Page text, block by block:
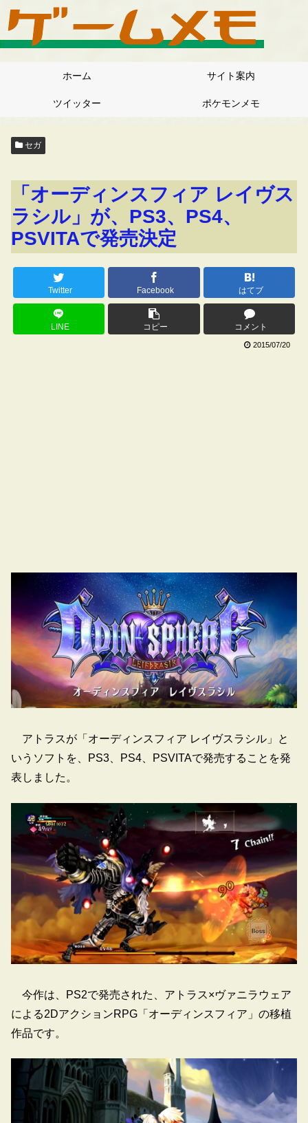
ホーム サイト案内
ツイッター ポケモンメモ
セガ
「オーディンスフィア レイヴス
ラシル」が、PS3、PS4、
PSVITAで発売決定
Twitter Facebook はてブ
LINE コピー コメント
2015/07/20
アトラスが「オーディンスフィア レイヴスラシル」と
いうソフトを、PS3、PS4、PSVITAで発売することを発
表しました。
今作は、PS2で発売された、アトラス×ヴァニラウェア
による2DアクションRPG「オーディンスフィア」の移植
作品です。